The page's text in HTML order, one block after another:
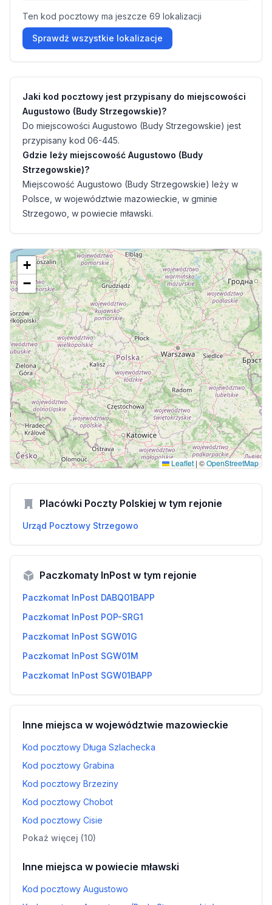
Ten kod pocztowy ma jeszcze 69 lokalizacji
Sprawdź wszystkie lokalizacje
Jaki kod pocztowy jest przypisany do miejscowości
Augustowo (Budy Strzegowskie)?
Do miejscowości Augustowo (Budy Strzegowskie) jest
przypisany kod 06-445.
Gdzie leży miejscowość Augustowo (Budy
Strzegowskie)?
Miejscowość Augustowo (Budy Strzegowskie) leży w
Polsce, w województwie mazowieckie, w gminie
Strzegowo, w powiecie mławski.
+
−
Leaflet | ©OpenStreetMap
Placówki Poczty Polskiej w tym rejonie
Urząd Pocztowy Strzegowo
Paczkomaty InPost w tym rejonie
Paczkomat InPost DABQ01BAPP
Paczkomat InPost POP-SRG1
Paczkomat InPost SGW01G
Paczkomat InPost SGW01M
Paczkomat InPost SGW01BAPP
Inne miejsca w województwie mazowieckie
Kod pocztowy Długa Szlachecka
Kod pocztowy Grabina
Kod pocztowy Brzeziny
Kod pocztowy Chobot
Kod pocztowy Cisie
Pokaż więcej (10)
Inne miejsca w powiecie mławski
Kod pocztowy Augustowo